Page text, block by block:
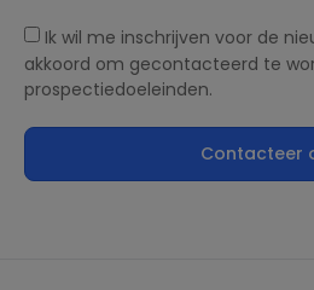
Ik wil me inschrijven voor de
akkoord om gecontacteerd te
prospectiedoeleinden.
Contacteer